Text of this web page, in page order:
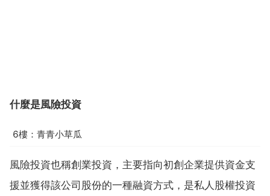
什麼是風險投資
6樓：青青小草瓜
風險投資也稱創業投資，主要指向初創企業提供資金支
援並獲得該公司股份的一種融資方式，是私人股權投資